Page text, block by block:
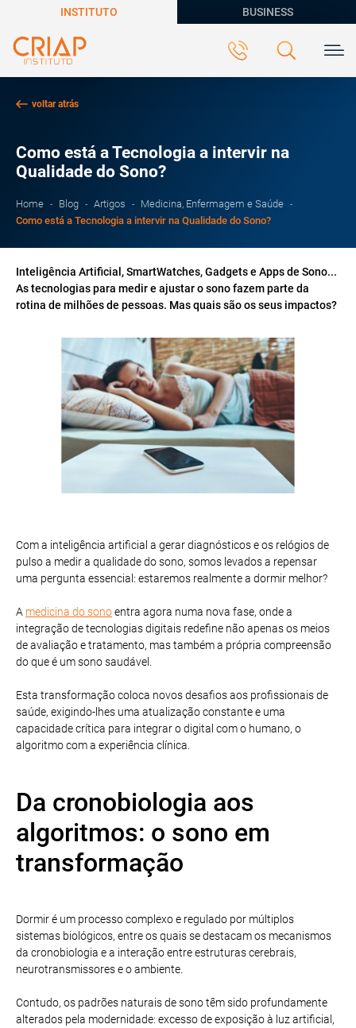
INSTITUTO BUSINESS
voltar atrás
Como está a Tecnologia a intervir na
Qualidade do Sono?
Home Blog Artigos
Medicina, Enfermagem e Saúde
Como está a Tecnologia a intervir na Qualidade do Sono?
Inteligência Artificial, SmartWatches, Gadgets e Apps de Sono...
As tecnologias para medir e ajustar o sono fazem parte da
rotina de milhões de pessoas. Mas quais são os seus impactos?
Com a inteligência artificial a gerar diagnósticos e os relógios de
pulso a medir a qualidade do sono, somos levados a repensar
uma pergunta essencial: estaremos realmente a dormir melhor?
A medicina do sonoentra agora numa nova fase, onde a
integração de tecnologias digitais redefine não apenas os meios
de avaliação e tratamento, mas também a própria compreensão
do que é um sono saudável.
Esta transformação coloca novos desafios aos profissionais de
saúde, exigindo-lhes uma atualização constante e uma
capacidade crítica para integrar o digital com o humano, o
algoritmo com a experiência clínica.
Da cronobiologia aos
algoritmos: o sono em
transformação
Dormir é um processo complexo e regulado por múltiplos
sistemas biológicos, entre os quais se destacam os mecanismos
da cronobiologia e a interação entre estruturas cerebrais,
neurotransmissores e o ambiente.
Contudo, os padrões naturais de sono têm sido profundamente
alterados pela modernidade: excesso de exposição à luz artificial,